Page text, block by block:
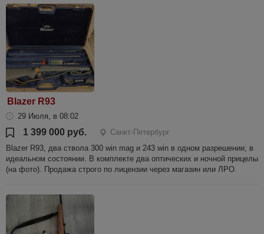
Blazer R93
29 Июля, в 08:02
1 399 000 руб.
Санкт-Петербург
Blazer R93, два ствола 300 win mag и 243 win в одном разрешении, в
идеальном состоянии. В комплекте два оптических и ночной прицелы
(на фото). Продажа строго по лицензии через магазин или ЛРО.